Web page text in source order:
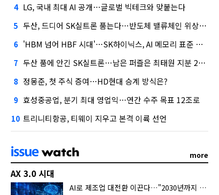
4 LG, 국내 최대 AI 공개…글로벌 빅테크와 맞붙는다
5 두산, 드디어 SK실트론 품는다…반도체 밸류체인 위상 강화
6 'HBM 넘어 HBF 시대'…SK하이닉스, AI 메모리 표준 선점 나섰다
7 두산 품에 안긴 SK실트론…남은 퍼즐은 최태원 지분 29.4%
8 정몽준, 첫 주식 증여…HD현대 승계 방식은?
9 효성중공업, 분기 최대 영업익…연간 수주 목표 12조로
10 트리니티항공, 티웨이 지우고 본격 이륙 선언
more
AX 3.0 시대
AI로 제조업 대전환 이끈다…"2030년까지 민관합동 20조 투자"